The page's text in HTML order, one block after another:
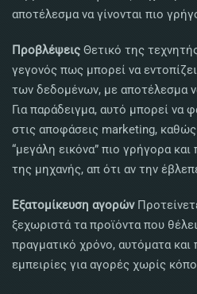
αποτέλεσμα να γίνονται πιο
Προβλέψεις Θετικό της
γεγονός πως μπορεί να
των δεδομένων, με αποτέλεσμα
Για παράδειγμα, αυτό μπορεί να
στις αποφάσεις marketing, καθώς
“μεγάλη εικόνα” πιο γρήγορα
της μηχανής, απ ότι αν την
Εξατομίκευση αγορών
ξεχωριστά τα προϊόντα που
πραγματικό χρόνο, αυτόματα
εμπειρίες για αγορές χωρίς